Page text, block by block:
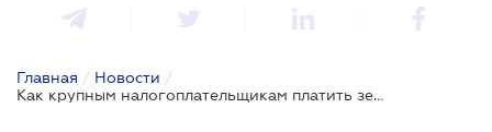
Главная / Новости /
Как крупным налогоплательщикам платить земельный налог